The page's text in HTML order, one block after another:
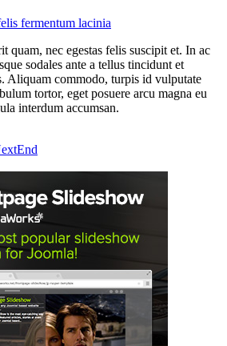
quam, nec egestas felis suscipit et. In ac
sodales ante a tellus tincidunt et
Aliquam commodo, turpis id vulputate
tortor, eget posuere arcu magna eu
interdum accumsan.
End